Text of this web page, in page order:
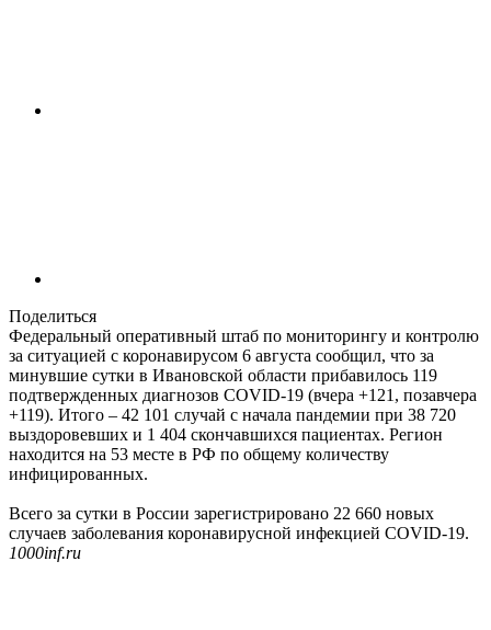
Поделиться
Федеральный оперативный штаб по мониторингу и контролю
за ситуацией с коронавирусом 6 августа сообщил, что за
минувшие сутки в Ивановской области прибавилось 119
подтвержденных диагнозов COVID-19 (вчера +121, позавчера
+119). Итого – 42 101 случай с начала пандемии при 38 720
выздоровевших и 1 404 скончавшихся пациентах. Регион
находится на 53 месте в РФ по общему количеству
инфицированных.
Всего за сутки в России зарегистрировано 22 660 новых
случаев заболевания коронавирусной инфекцией COVID-19.
1000inf.ru